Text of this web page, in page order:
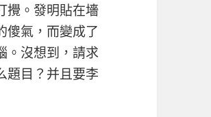
攪。發明貼在墻
傻氣，而變成了
。沒想到，請求
題目？并且要李